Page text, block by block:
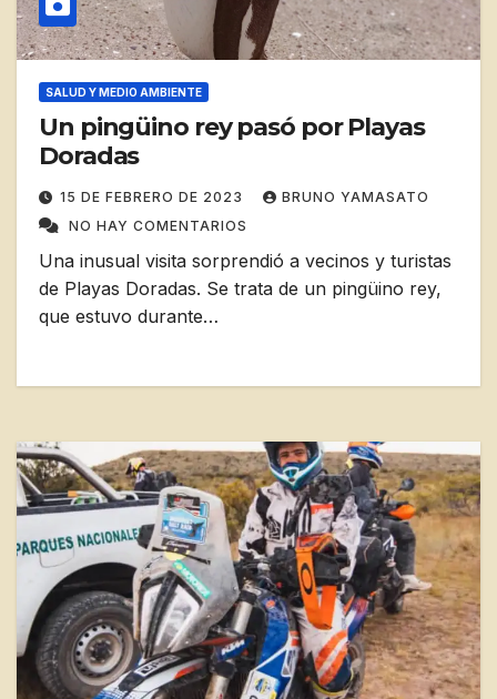
SALUD Y MEDIO AMBIENTE
Un pingüino rey pasó por Playas
Doradas
15 DE FEBRERO DE 2023
BRUNO YAMASATO
NO HAY COMENTARIOS
Una inusual visita sorprendió a vecinos y turistas
de Playas Doradas. Se trata de un pingüino rey,
que estuvo durante…